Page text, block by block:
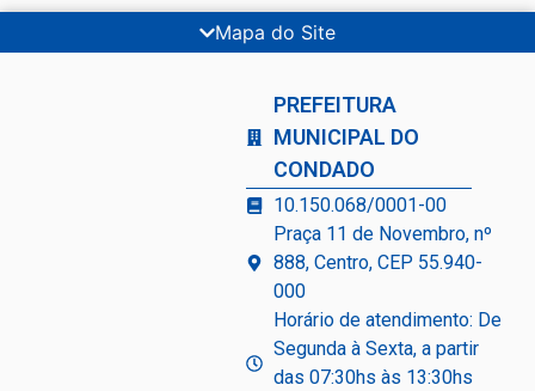
Mapa do Site
PREFEITURA
MUNICIPAL DO
CONDADO
10.150.068/0001-00
Praça 11 de Novembro, nº
888, Centro, CEP 55.940-
000
Horário de atendimento: De
Segunda à Sexta, a partir
das 07:30hs às 13:30hs